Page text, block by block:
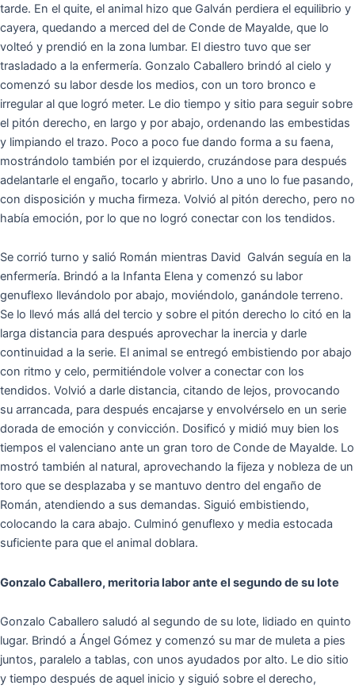
tarde. En el quite, el animal hizo que Galván perdiera el equilibrio y
cayera, quedando a merced del de Conde de Mayalde, que lo
volteó y prendió en la zona lumbar. El diestro tuvo que ser
trasladado a la enfermería. Gonzalo Caballero brindó al cielo y
comenzó su labor desde los medios, con un toro bronco e
irregular al que logró meter. Le dio tiempo y sitio para seguir sobre
el pitón derecho, en largo y por abajo, ordenando las embestidas
y limpiando el trazo. Poco a poco fue dando forma a su faena,
mostrándolo también por el izquierdo, cruzándose para después
adelantarle el engaño, tocarlo y abrirlo. Uno a uno lo fue pasando,
con disposición y mucha firmeza. Volvió al pitón derecho, pero no
había emoción, por lo que no logró conectar con los tendidos.
Se corrió turno y salió Román mientras David Galván seguía en la
enfermería. Brindó a la Infanta Elena y comenzó su labor
genuflexo llevándolo por abajo, moviéndolo, ganándole terreno.
Se lo llevó más allá del tercio y sobre el pitón derecho lo citó en la
larga distancia para después aprovechar la inercia y darle
continuidad a la serie. El animal se entregó embistiendo por abajo
con ritmo y celo, permitiéndole volver a conectar con los
tendidos. Volvió a darle distancia, citando de lejos, provocando
su arrancada, para después encajarse y envolvérselo en un serie
dorada de emoción y convicción. Dosificó y midió muy bien los
tiempos el valenciano ante un gran toro de Conde de Mayalde. Lo
mostró también al natural, aprovechando la fijeza y nobleza de un
toro que se desplazaba y se mantuvo dentro del engaño de
Román, atendiendo a sus demandas. Siguió embistiendo,
colocando la cara abajo. Culminó genuflexo y media estocada
suficiente para que el animal doblara.
Gonzalo Caballero, meritoria labor ante el segundo de su lote
Gonzalo Caballero saludó al segundo de su lote, lidiado en quinto
lugar. Brindó a Ángel Gómez y comenzó su mar de muleta a pies
juntos, paralelo a tablas, con unos ayudados por alto. Le dio sitio
y tiempo después de aquel inicio y siguió sobre el derecho,